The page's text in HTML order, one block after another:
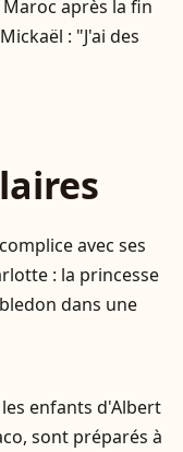
après la fin
: "J'ai des
avec ses
: la princesse
dans une
les enfants d'Albert
sont préparés à